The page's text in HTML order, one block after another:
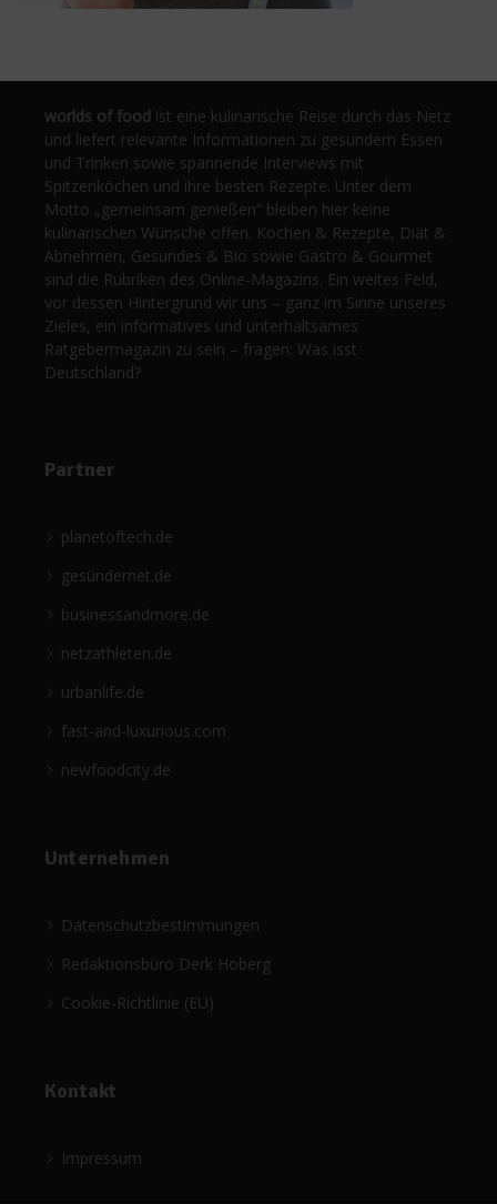
worlds of food ist eine kulinarische Reise durch das Netz
und liefert relevante Informationen zu gesundem Essen
und Trinken sowie spannende Interviews mit
Spitzenköchen und ihre besten Rezepte. Unter dem
Motto „gemeinsam genießen“ bleiben hier keine
kulinarischen Wünsche offen. Kochen & Rezepte, Diät &
Abnehmen, Gesundes & Bio sowie Gastro & Gourmet
sind die Rubriken des Online-Magazins. Ein weites Feld,
vor dessen Hintergrund wir uns – ganz im Sinne unseres
Zieles, ein informatives und unterhaltsames
Ratgebermagazin zu sein – fragen: Was isst
Deutschland?
Partner
planetoftech.de
gesündernet.de
businessandmore.de
netzathleten.de
urbanlife.de
fast-and-luxurious.com
newfoodcity.de
Unternehmen
Datenschutzbestimmungen
Redaktionsbüro Derk Hoberg
Cookie-Richtlinie (EU)
Kontakt
Impressum